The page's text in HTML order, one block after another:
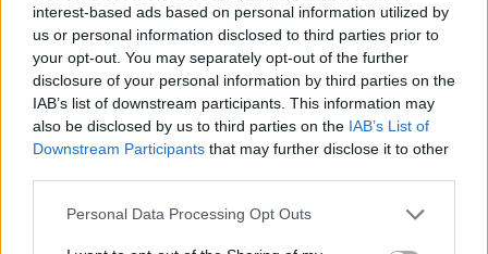
interest-based ads based on personal information utilized by
us or personal information disclosed to third parties prior to
your opt-out. You may separately opt-out of the further
disclosure of your personal information by third parties on the
IAB’s list of downstream participants. This information may
also be disclosed by us to third parties on the IAB’s List of
Downstream Participants that may further disclose it to other
Personal Data Processing Opt Outs
GLOBÁL
Megállíthatatlan új kórokozók szabadulhatnak
el: súlyos veszélyre figyelmeztetnek a
szakértők
A mesterséges intelligencia működőképes vírusokat
tervezett.